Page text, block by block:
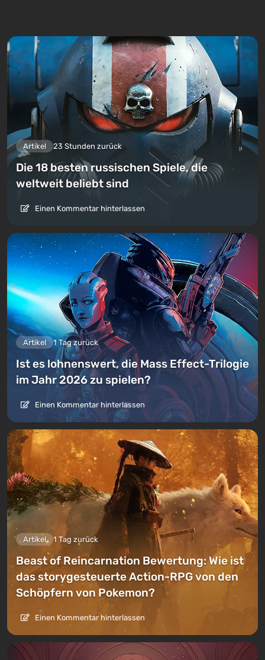
Artikel 23 Stunden zurück
Die 18 besten russischen Spiele, die
weltweit beliebt sind
Einen Kommentar hinterlassen
Artikel 1 Tag zurück
Ist es lohnenswert, die Mass Effect-Trilogie
im Jahr 2026 zu spielen?
Einen Kommentar hinterlassen
Artikel 1 Tag zurück
Beast of Reincarnation Bewertung: Wie ist
das storygesteuerte Action-RPG von den
Schöpfern von Pokemon?
Einen Kommentar hinterlassen